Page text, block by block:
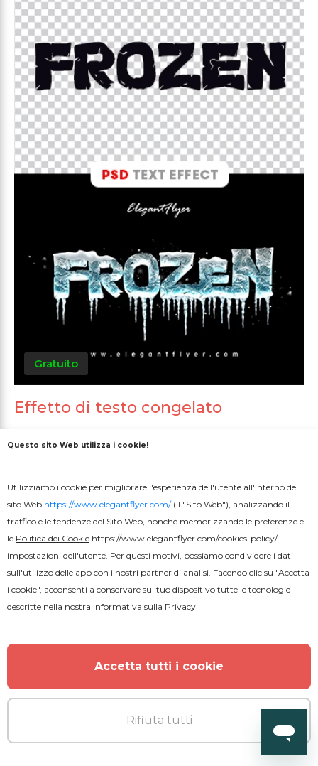
Gratuito
Effetto di testo congelato
Questo sito Web utilizza i cookie!
Utilizziamo i cookie per migliorare l'esperienza dell'utente all'interno del
sito Web https://www.elegantflyer.com/(il "Sito Web"), analizzando il
traffico e le tendenze del Sito Web, nonché memorizzando le preferenze e
le Politica dei Cookie https://www.elegantflyer.com/cookies-policy/.
impostazioni dell'utente. Per questi motivi, possiamo condividere i dati
sull'utilizzo delle app con i nostri partner di analisi. Facendo clic su "Accetta
i cookie", acconsenti a conservare sul tuo dispositivo tutte le tecnologie
descritte nella nostra Informativa sulla Privacy
Accetta tutti i cookie
Rifiuta tutti